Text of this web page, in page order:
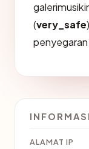
(very_safe
ALAMAT IP